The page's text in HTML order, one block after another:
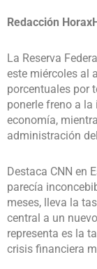
Redacción
La Reserva
este miércoles al
porcentuales por
ponerle freno a
economía,
administración
Destaca CNN en
parecía
meses, lleva la
central a un
representa es la
crisis financiera